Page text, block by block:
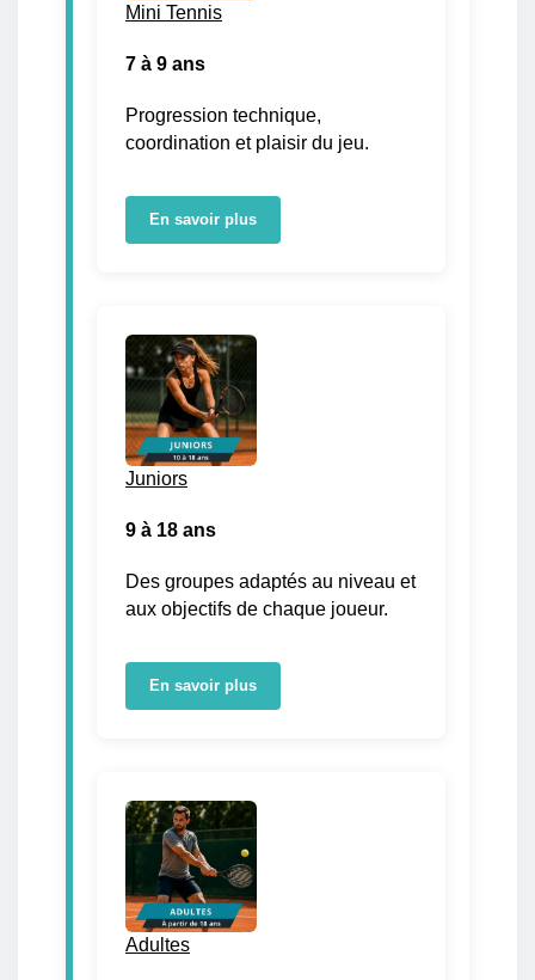
Mini Tennis
7 à 9 ans
Progression technique,
coordination et plaisir du jeu.
En savoir plus
Juniors
9 à 18 ans
Des groupes adaptés au niveau et
aux objectifs de chaque joueur.
En savoir plus
Adultes